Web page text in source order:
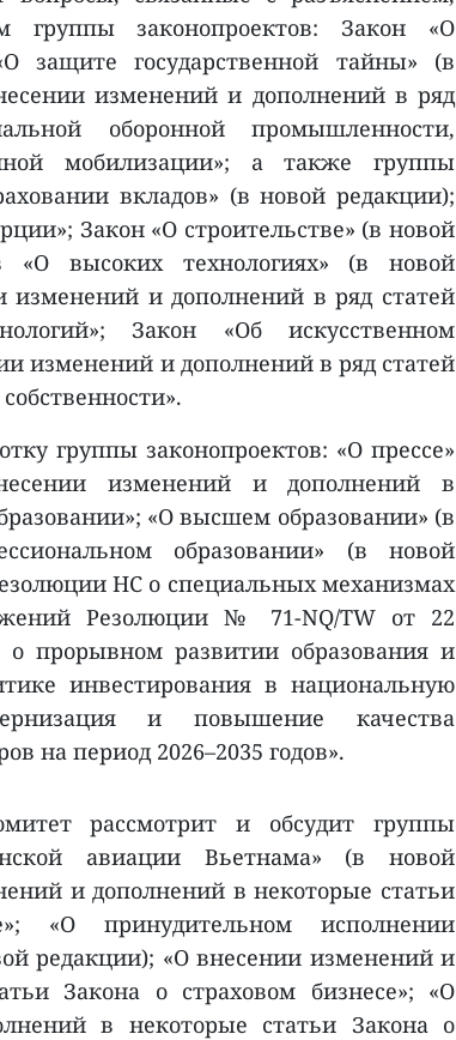
группы законопроектов: Закон «О
защите государственной тайны» (в
изменений и дополнений в ряд
оборонной промышленности,
мобилизации»; а также группы
вкладов» (в новой редакции);
Закон «О строительстве» (в новой
«О высоких технологиях» (в новой
изменений и дополнений в ряд статей
Закон «Об искусственном
изменений и дополнений в ряд статей
группы законопроектов: «О прессе»
изменений и дополнений в
«О высшем образовании» (в
образовании» (в новой
НС о специальных механизмах
Резолюции № 71-NQ/TW от 22
о прорывном развитии образования и
инвестирования в национальную
и повышение качества
на период 2026–2035 годов».
рассмотрит и обсудит группы
авиации Вьетнама» (в новой
и дополнений в некоторые статьи
«О принудительном исполнении
редакции); «О внесении изменений и
Закона о страховом бизнесе»; «О
в некоторые статьи Закона о